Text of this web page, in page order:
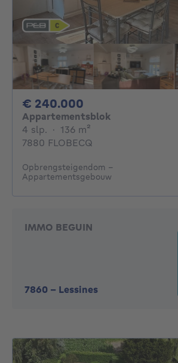
€ 240.000
Appartementsblok
4 slp. 4 slaapkamers
· 136 m²
7880 FLOBECQ
Opbrengsteigendom -
Appartementsgebouw
IMMO BEGUIN
7860 - Lessines